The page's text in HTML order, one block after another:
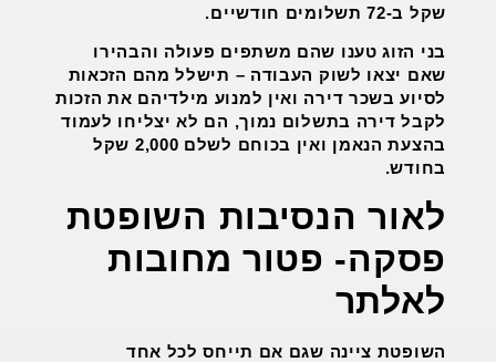
שקל ב-72 תשלומים חודשיים.
בני הזוג טענו שהם משתפים פעולה והבהירו
שאם יצאו לשוק העבודה – תישלל מהם הזכאות
לסיוע בשכר דירה ואין למנוע מילדיהם את הזכות
לקבל דירה בתשלום נמוך, הם לא יצליחו לעמוד
בהצעת הנאמן ואין בכוחם לשלם 2,000 שקל
בחודש.
לאור הנסיבות השופטת
פסקה- פטור מחובות
לאלתר
השופטת ציינה שגם אם תייחס לכל אחד